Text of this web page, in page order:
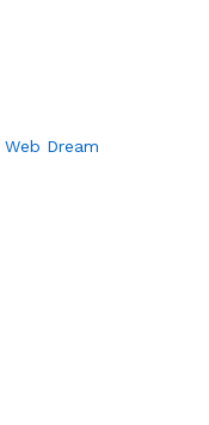
Web Dream